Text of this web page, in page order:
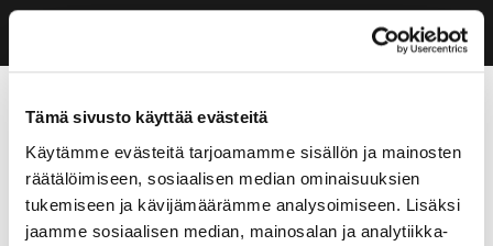
Tämä sivusto käyttää evästeitä
Käytämme evästeitä tarjoamamme sisällön ja mainosten
räätälöimiseen, sosiaalisen median ominaisuuksien
tukemiseen ja kävijämäärämme analysoimiseen. Lisäksi
jaamme sosiaalisen median, mainosalan ja analytiikka-